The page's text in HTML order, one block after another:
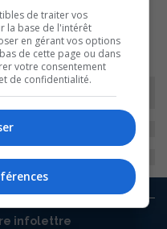
infolettre
de traiter vos
la base de l'intérêt
en gérant vos options
de cette page ou dans
votre consentement
de confidentialité.